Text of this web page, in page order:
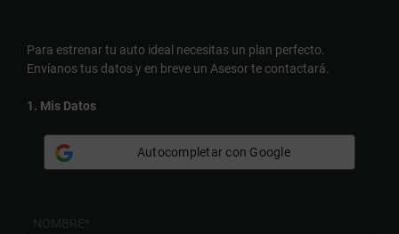
Para estrenar tu auto ideal necesitas un plan perfecto.
Envíanos tus datos y en breve un Asesor te contactará.
1. Mis Datos
Autocompletar con Google